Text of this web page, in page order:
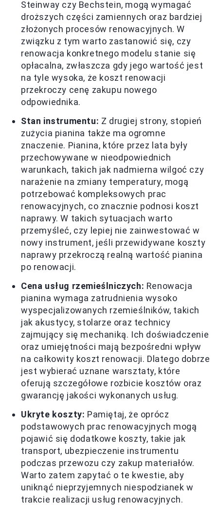
Steinway czy Bechstein, mogą wymagać
droższych części zamiennych oraz bardziej
złożonych procesów renowacyjnych. W
związku z tym warto zastanowić się, czy
renowacja konkretnego modelu stanie się
opłacalna, zwłaszcza gdy jego wartość jest
na tyle wysoka, że koszt renowacji
przekroczy cenę zakupu nowego
odpowiednika.
Stan instrumentu: Z drugiej strony, stopień
zużycia pianina także ma ogromne
znaczenie. Pianina, które przez lata były
przechowywane w nieodpowiednich
warunkach, takich jak nadmierna wilgoć czy
narażenie na zmiany temperatury, mogą
potrzebować kompleksowych prac
renowacyjnych, co znacznie podnosi koszt
naprawy. W takich sytuacjach warto
przemyśleć, czy lepiej nie zainwestować w
nowy instrument, jeśli przewidywane koszty
naprawy przekroczą realną wartość pianina
po renowacji.
Cena usług rzemieślniczych: Renowacja
pianina wymaga zatrudnienia wysoko
wyspecjalizowanych rzemieślników, takich
jak akustycy, stolarze oraz technicy
zajmujący się mechaniką. Ich doświadczenie
oraz umiejętności mają bezpośredni wpływ
na całkowity koszt renowacji. Dlatego dobrze
jest wybierać uznane warsztaty, które
oferują szczegółowe rozbicie kosztów oraz
gwarancję jakości wykonanych usług.
Ukryte koszty: Pamiętaj, że oprócz
podstawowych prac renowacyjnych mogą
pojawić się dodatkowe koszty, takie jak
transport, ubezpieczenie instrumentu
podczas przewozu czy zakup materiałów.
Warto zatem zapytać o te kwestie, aby
uniknąć nieprzyjemnych niespodzianek w
trakcie realizacji usług renowacyjnych.